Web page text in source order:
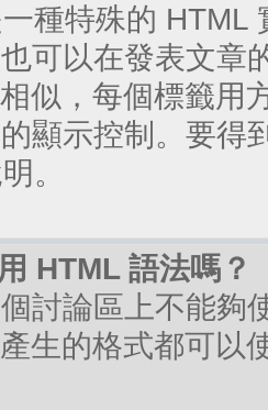
種特殊的 HTML
可以在發表文章
似，每個標籤用
顯示控制。要得
。
HTML 語法嗎？
討論區上不能夠
生的格式都可以